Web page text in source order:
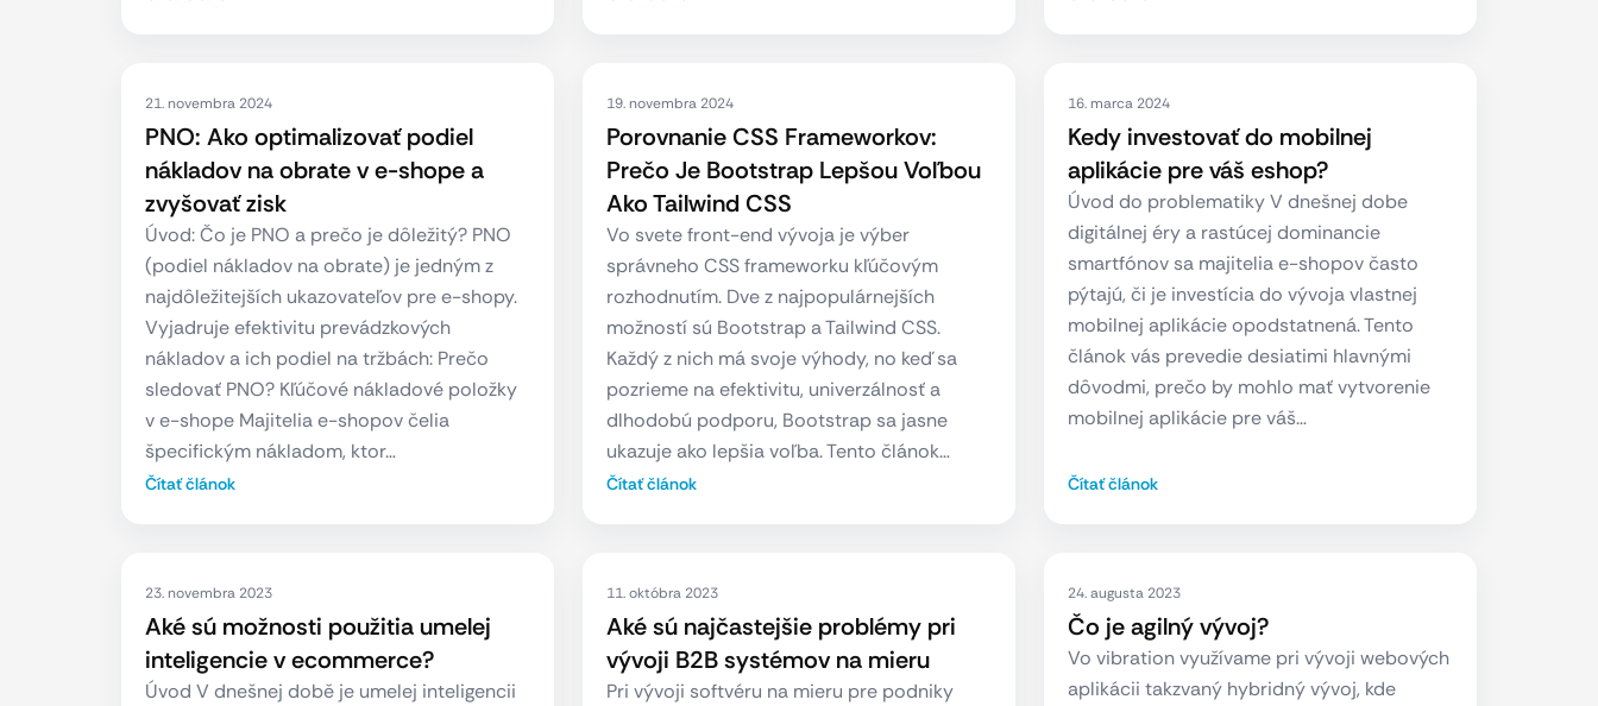
21. novembra 2024
PNO: Ako optimalizovať podiel
nákladov na obrate v e-shope a
zvyšovať zisk
Úvod: Čo je PNO a prečo je dôležitý? PNO
(podiel nákladov na obrate) je jedným z
najdôležitejších ukazovateľov pre e-shopy.
Vyjadruje efektivitu prevádzkových
nákladov a ich podiel na tržbách: Prečo
sledovať PNO? Kľúčové nákladové položky
v e-shope Majitelia e-shopov čelia
špecifickým nákladom, ktor…
Čítať článok
19. novembra 2024
Porovnanie CSS Frameworkov:
Prečo Je Bootstrap Lepšou Voľbou
Ako Tailwind CSS
Vo svete front-end vývoja je výber
správneho CSS frameworku kľúčovým
rozhodnutím. Dve z najpopulárnejších
možností sú Bootstrap a Tailwind CSS.
Každý z nich má svoje výhody, no keď sa
pozrieme na efektivitu, univerzálnosť a
dlhodobú podporu, Bootstrap sa jasne
ukazuje ako lepšia voľba. Tento článok…
Čítať článok
16. marca 2024
Kedy investovať do mobilnej
aplikácie pre váš eshop?
Úvod do problematiky V dnešnej dobe
digitálnej éry a rastúcej dominancie
smartfónov sa majitelia e-shopov často
pýtajú, či je investícia do vývoja vlastnej
mobilnej aplikácie opodstatnená. Tento
článok vás prevedie desiatimi hlavnými
dôvodmi, prečo by mohlo mať vytvorenie
mobilnej aplikácie pre váš…
Čítať článok
23. novembra 2023
Aké sú možnosti použitia umelej
inteligencie v ecommerce?
Úvod V dnešnej době je umelej inteligencii
11. októbra 2023
Aké sú najčastejšie problémy pri
vývoji B2B systémov na mieru
Pri vývoji softvéru na mieru pre podniky
24. augusta 2023
Čo je agilný vývoj?
Vo vibration využívame pri vývoji webových
aplikácii takzvaný hybridný vývoj, kde